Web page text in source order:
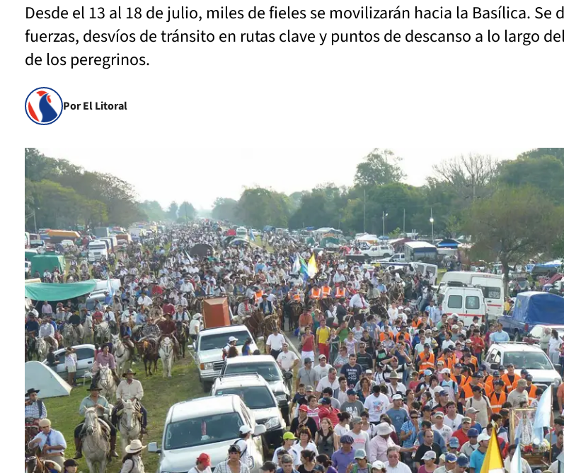
Desde el 13 al 18 de julio, miles de fieles se movilizarán hacia la Basílica.
fuerzas, desvíos de tránsito en rutas clave y puntos de descanso a lo largo
de los peregrinos.
Por El Litoral